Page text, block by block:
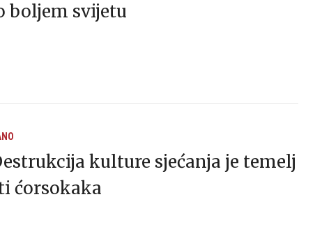
boljem svijetu
kulture sjećanja je temelj
ćorsokaka